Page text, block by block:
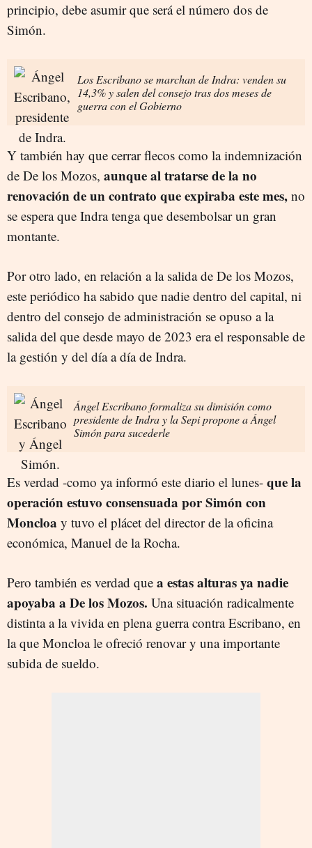
principio, debe asumir que será el número dos de
Simón.
Los Escribano se marchan de Indra: venden su
14,3% y salen del consejo tras dos meses de
guerra con el Gobierno
Y también hay que cerrar flecos como la indemnización
de De los Mozos, aunque al tratarse de la no
renovación de un contrato que expiraba este mes, no
se espera que Indra tenga que desembolsar un gran
montante.
Por otro lado, en relación a la salida de De los Mozos,
este periódico ha sabido que nadie dentro del capital, ni
dentro del consejo de administración se opuso a la
salida del que desde mayo de 2023 era el responsable de
la gestión y del día a día de Indra.
Ángel Escribano formaliza su dimisión como
presidente de Indra y la Sepi propone a Ángel
Simón para sucederle
Es verdad -como ya informó este diario el lunes- que la
operación estuvo consensuada por Simón con
Moncloa y tuvo el plácet del director de la oficina
económica, Manuel de la Rocha.
Pero también es verdad que a estas alturas ya nadie
apoyaba a De los Mozos. Una situación radicalmente
distinta a la vivida en plena guerra contra Escribano, en
la que Moncloa le ofreció renovar y una importante
subida de sueldo.